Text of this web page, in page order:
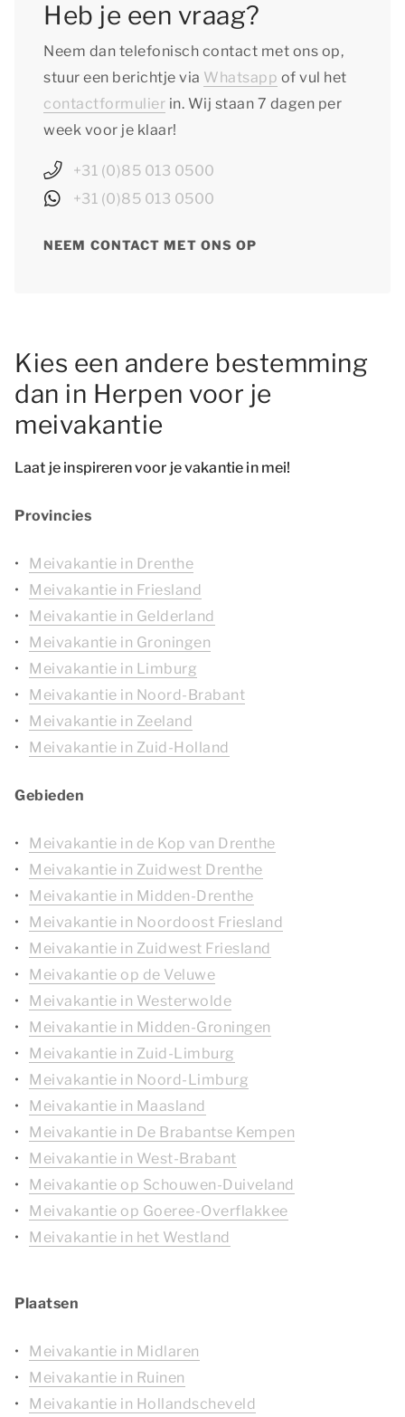
Heb je een vraag?
Neem dan telefonisch contact met ons op,
stuur een berichtje via Whatsapp of vul het
contactformulier in. Wij staan 7 dagen per
week voor je klaar!
+31 (0)85 013 0500
+31 (0)85 013 0500
NEEM CONTACT MET ONS OP
Kies een andere bestemming
dan in Herpen voor je
meivakantie
Laat je inspireren voor je vakantie in mei!
Provincies
Meivakantie in Drenthe
Meivakantie in Friesland
Meivakantie in Gelderland
Meivakantie in Groningen
Meivakantie in Limburg
Meivakantie in Noord-Brabant
Meivakantie in Zeeland
Meivakantie in Zuid-Holland
Gebieden
Meivakantie in de Kop van Drenthe
Meivakantie in Zuidwest Drenthe
Meivakantie in Midden-Drenthe
Meivakantie in Noordoost Friesland
Meivakantie in Zuidwest Friesland
Meivakantie op de Veluwe
Meivakantie in Westerwolde
Meivakantie in Midden-Groningen
Meivakantie in Zuid-Limburg
Meivakantie in Noord-Limburg
Meivakantie in Maasland
Meivakantie in De Brabantse Kempen
Meivakantie in West-Brabant
Meivakantie op Schouwen-Duiveland
Meivakantie op Goeree-Overflakkee
Meivakantie in het Westland
Plaatsen
Meivakantie in Midlaren
Meivakantie in Ruinen
Meivakantie in Hollandscheveld